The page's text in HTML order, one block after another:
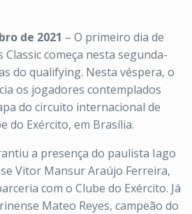
de 2021 – O primeiro dia de
começa nesta segunda-
do qualifying. Nesta véspera, o
os jogadores contemplados
do circuito internacional de
do Exército, em Brasília.
a presença do paulista Iago
Vitor Mansur Araújo Ferreira,
com o Clube do Exército. Já
Mateo Reyes, campeão do